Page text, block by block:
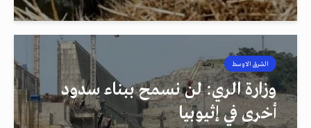
الشرق الاوسط رصد
وزارة الري: لن نسمح ببناء سدود
أخرى في إثيوبيا